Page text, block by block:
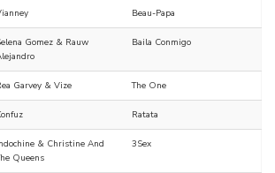
Beau-Papa
Gomez & Rauw
Baila Conmigo
Garvey & Vize The One
Ratata
& Christine And
Queens
3Sex